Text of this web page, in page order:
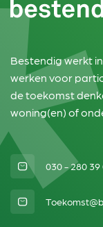
Bestendig werkt
werken voor
de toekomst
woning(en) of
030 - 280 39